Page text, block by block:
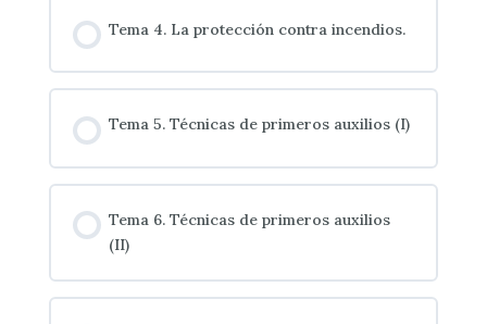
El telefax
Lenguajes y Programas
Componentes de un ordenador
Introducción a las redes
Tema 4. La protección contra incendios.
Tema 5. Técnicas de primeros auxilios (I)
Tema 6. Técnicas de primeros auxilios
(II)